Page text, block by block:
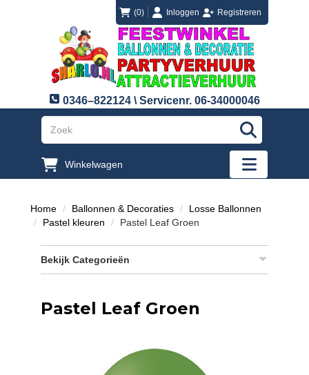
(0) loginInloggen
registreren Registreren
0346–822124 \ Servicenr. 06-34000046
"Zoeken
Winkelwagen
"Toggle
Home Ballonnen & Decoraties
Losse Ballonnen
Pastel kleuren
Pastel Leaf Groen
Bekijk Categorieën
Pastel Leaf Groen